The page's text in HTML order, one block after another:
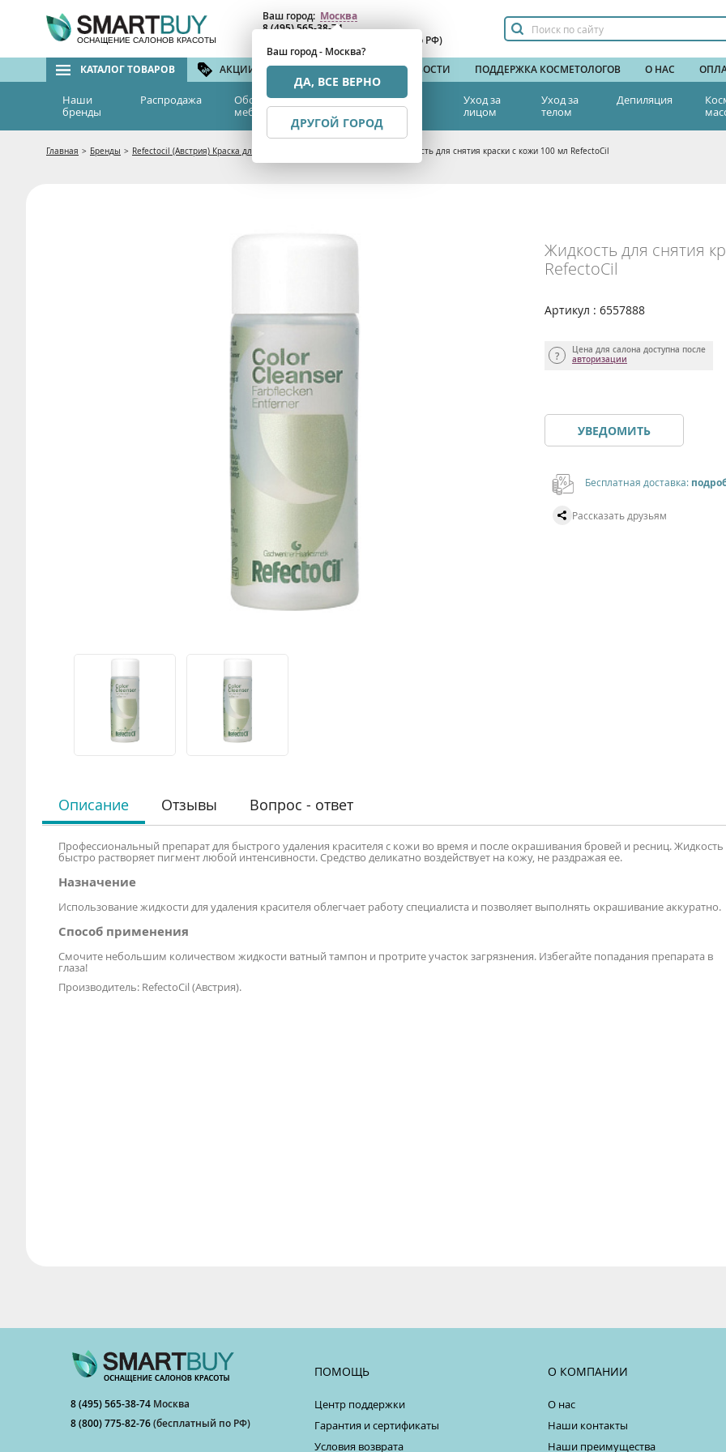
ОСНАЩЕНИЕ САЛОНОВ КРАСОТЫ
Ваш город: Москва
Ваш город - Москва?
ДА, ВСЕ ВЕРНО
ДРУГОЙ ГОРОД
8 (495) 565-38-74
(бесплатный по РФ)
КАТАЛОГ ТОВАРОВ АКЦИИ И СКИДКИ БРЕНДЫ НОВОСТИ ПОДДЕРЖКА КОСМЕТОЛОГОВ О НАС
Наши
бренды
Распродажа
Оборудование и
мебель
Эстетическая
медицина
Уход за
лицом
Уход за
телом
Депиляция
Главная > Бренды > Refectocil (Австрия) Краска для окрашивания бровей и ресниц Жидкость для снятия краски с кожи 100 мл RefectoCil
Жидкость для снятия
RefectoCil
Артикул : 6557888
Цена для салона доступна после
авторизации
УВЕДОМИТЬ
Бесплатная доставка:
Рассказать друзьям
Описание
Профессиональный препарат для быстрого удаления красителя с кожи во время и после окрашивания бровей и ресниц. Жидкость
быстро растворяет пигмент любой интенсивности. Средство деликатно воздействует на кожу, не раздражая ее.
Назначение
Использование жидкости для удаления красителя облегчает работу специалиста и позволяет выполнять окрашивание аккуратно.
Способ применения
Смочите небольшим количеством жидкости ватный тампон и протрите участок загрязнения. Избегайте попадания препарата в
глаза!
Производитель: RefectoCil (Австрия).
Отзывы Вопрос - ответ
8 (495) 565-38-74 Москва
8 (800) 775-82-76(бесплатный по РФ)
ПОМОЩЬ
Центр поддержки
Гарантия и сертификаты
Условия возврата
О КОМПАНИИ
О нас
Наши контакты
Наши преимущества